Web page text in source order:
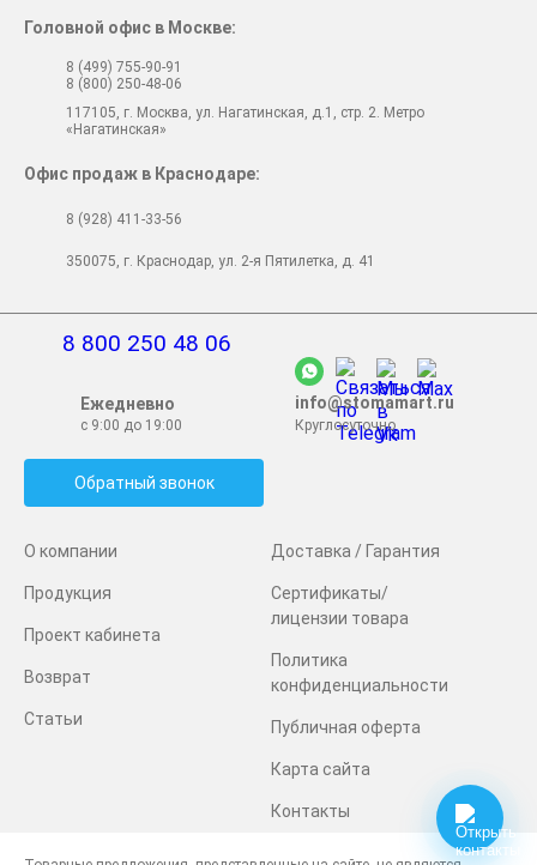
О компании
Продукция
Проект кабинета
Возврат
Статьи
Доставка / Гарантия
Сертификаты/
лицензии товара
Политика
конфиденциальности
Публичная оферта
Карта сайта
Контакты
8 800 250 48 06
Ежедневно
с 9:00 до 19:00
info@stomamart.ru
Круглосуточно
Обратный звонок
Головной офис в Москве:
8 (499) 755-90-91
8 (800) 250-48-06
117105, г. Москва, ул. Нагатинская, д.1, стр. 2. Метро
«Нагатинская»
Офис продаж в Краснодаре:
8 (928) 411-33-56
350075, г. Краснодар, ул. 2-я Пятилетка, д. 41